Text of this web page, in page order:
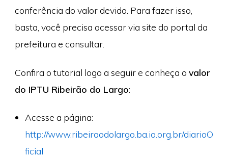
conferência do valor devido. Para fazer isso,
basta, você precisa acessar via site do portal da
prefeitura e consultar.
Confira o tutorial logo a seguir e conheça o valor
do IPTU Ribeirão do Largo:
Acesse a página:
http://www.ribeiraodolargo.ba.io.org.br/diarioO
ficial